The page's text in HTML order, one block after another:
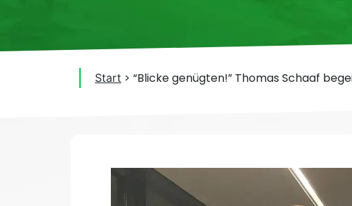
Start > “Blicke genügten!” Thomas Schaaf